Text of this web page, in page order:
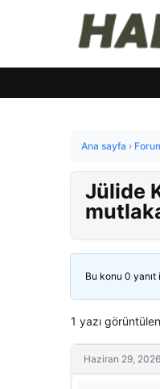
Ana sayfa ›
Jülide
Bu konu 0 yanıt
1 yazı
Haziran 29,